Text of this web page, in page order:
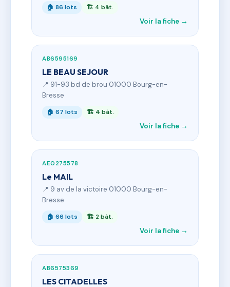
🏠 86 lots 🏗 4 bât.
Voir la fiche →
AB6595169
LE BEAU SEJOUR
📍 91-93 bd de brou 01000 Bourg-en-
Bresse
🏠 67 lots 🏗 4 bât.
Voir la fiche →
AE0275578
Le MAIL
📍 9 av de la victoire 01000 Bourg-en-
Bresse
🏠 66 lots 🏗 2 bât.
Voir la fiche →
AB6575369
LES CITADELLES